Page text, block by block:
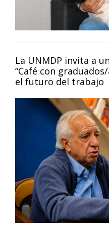
La UNMDP invita a
“Café con
el futuro del trabajo